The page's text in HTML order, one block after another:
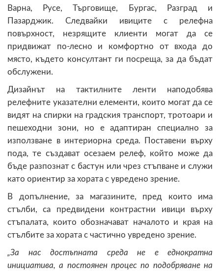
Варна, Русе, Търговище, Бургас, Разград и
Пазарджик. Следвайки ивиците с релефна
повърхност, незрящите клиенти могат да се
придвижат по-лесно и комфортно от входа до
място, където консултант ги посреща, за да бъдат
обслужени.
Дизайнът на тактилните ленти наподобява
релефните указателни елементи, които могат да се
видят на спирки на градския транспорт, тротоари и
пешеходни зони, но е адаптиран специално за
използване в интериорна среда. Поставени върху
пода, те създават осезаем релеф, който може да
бъде разпознат с бастун или чрез стъпване и служи
като ориентир за хората с увредено зрение.
В допълнение, за магазините, пред които има
стълби, са предвидени контрастни ивици върху
стъпалата, които обозначават началото и края на
стълбите за хората с частично увредено зрение.
„За нас достъпната среда не е еднократна
инициатива, а постоянен процес по подобряване на